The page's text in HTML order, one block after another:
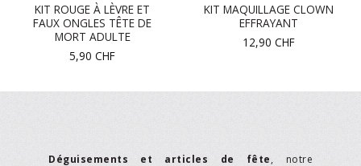
KIT ROUGE À LÈVRE ET
FAUX ONGLES TÊTE DE
MORT ADULTE
5,90 CHF
KIT MAQUILLAGE CLOWN
EFFRAYANT
12,90 CHF
Déguisements et articles de fête, notre